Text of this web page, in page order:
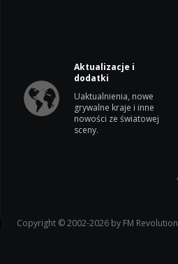
Aktualizacje i
dodatki
Uaktualnienia, nowe
grywalne kraje i inne
nowości ze światowej
sceny.
Copyright © 2002-2026 by FM Revolution